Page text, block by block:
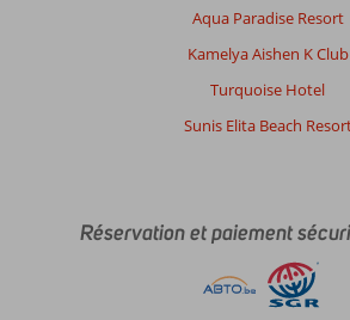
Aqua Paradise Resort
Kamelya Aishen K Club
Turquoise Hotel
Sunis Elita Beach
Réservation et paiement